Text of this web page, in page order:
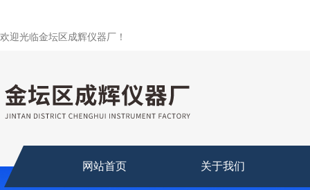
欢迎光临金坛区成辉仪器厂！
网站首页 关于我们